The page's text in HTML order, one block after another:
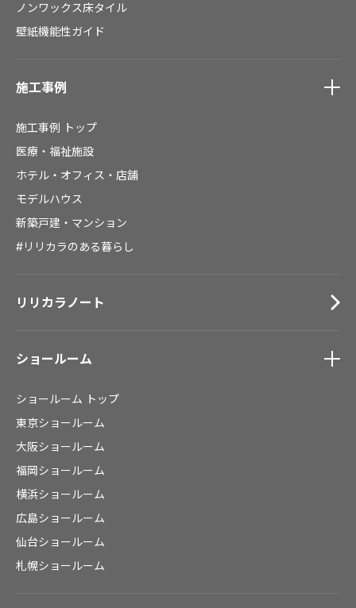
ノンワックス床タイル
壁紙機能性ガイド
施工事例
施工事例 トップ
医療・福祉施設
ホテル・オフィス・店舗
モデルハウス
新築戸建・マンション
#リリカラのある暮らし
リリカラノート
ショールーム
ショールーム トップ
東京ショールーム
大阪ショールーム
福岡ショールーム
横浜ショールーム
広島ショールーム
仙台ショールーム
札幌ショールーム